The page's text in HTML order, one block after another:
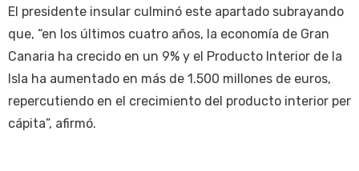
El presidente insular culminó este apartado subrayando
que, “en los últimos cuatro años, la economía de Gran
Canaria ha crecido en un 9% y el Producto Interior de la
Isla ha aumentado en más de 1.500 millones de euros,
repercutiendo en el crecimiento del producto interior per
cápita”, afirmó.